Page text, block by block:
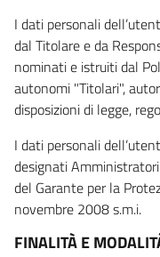
I dati personali
dal Titolare e da
nominati e istruiti dal
autonomi "Titolari",
disposizioni di legge,
I dati personali
designati
del Garante per la
novembre 2008 s.m.i.
FINALITÀ E